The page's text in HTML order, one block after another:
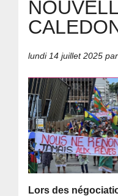
lundi 14 juillet 2025
Lors des